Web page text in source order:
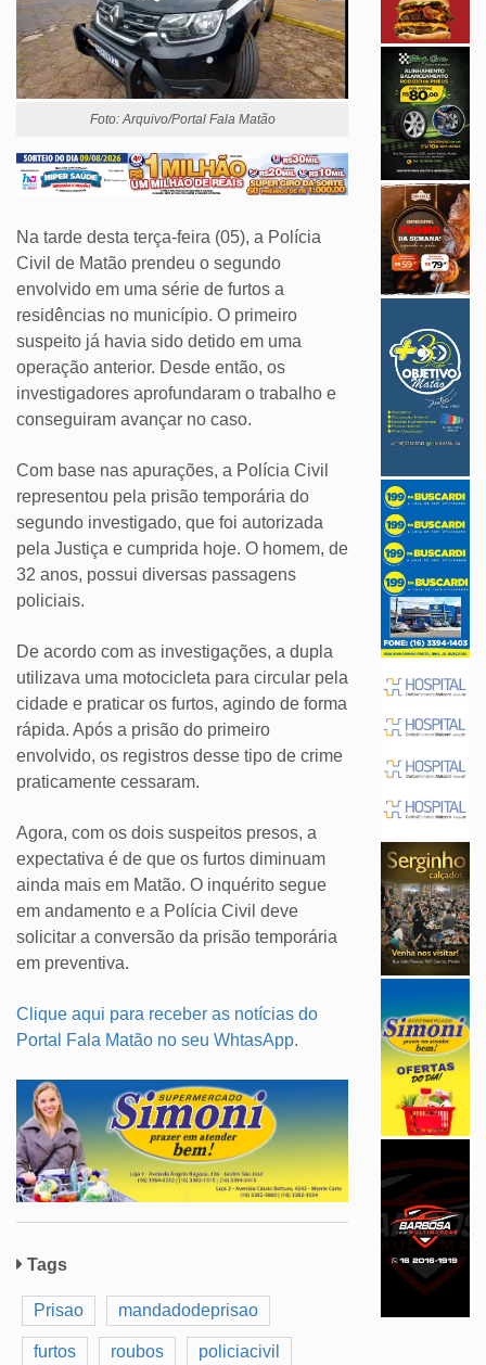
Foto: Arquivo/Portal Fala Matão
Na tarde desta terça-feira (05), a Polícia
Civil de Matão prendeu o segundo
envolvido em uma série de furtos a
residências no município. O primeiro
suspeito já havia sido detido em uma
operação anterior. Desde então, os
investigadores aprofundaram o trabalho e
conseguiram avançar no caso.
Com base nas apurações, a Polícia Civil
representou pela prisão temporária do
segundo investigado, que foi autorizada
pela Justiça e cumprida hoje. O homem, de
32 anos, possui diversas passagens
policiais.
De acordo com as investigações, a dupla
utilizava uma motocicleta para circular pela
cidade e praticar os furtos, agindo de forma
rápida. Após a prisão do primeiro
envolvido, os registros desse tipo de crime
praticamente cessaram.
Agora, com os dois suspeitos presos, a
expectativa é de que os furtos diminuam
ainda mais em Matão. O inquérito segue
em andamento e a Polícia Civil deve
solicitar a conversão da prisão temporária
em preventiva.
Clique aqui para receber as notícias do
Portal Fala Matão no seu WhtasApp.
Tags
Prisao mandadodeprisao
furtos roubos policiacivil